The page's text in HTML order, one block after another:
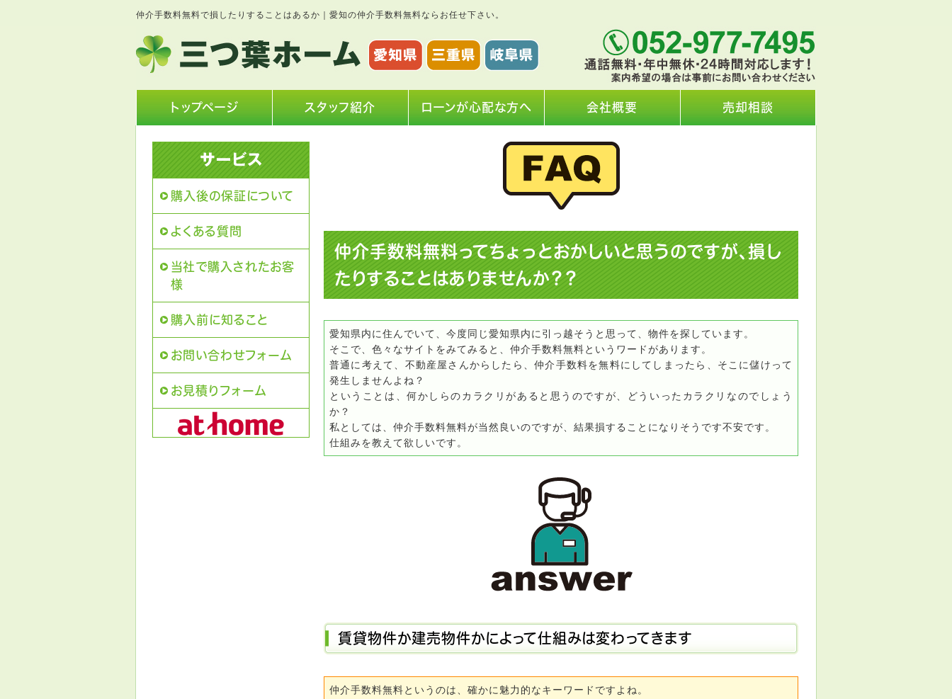
仲介手数料無料で損したりすることはあるか｜愛知の仲介手数料無料ならお任せ下さい。
トップページ スタッフ紹介 ローンが心配な方へ 会社概要 売却相談
購入後の保証について
よくある質問
当社で購入されたお客
様
購入前に知ること
お問い合わせフォーム
お見積りフォーム
仲介手数料無料ってちょっとおかしいと思うのですが、損し
たりすることはありませんか？？
愛知県内に住んでいて、今度同じ愛知県内に引っ越そうと思って、物件を探しています。
そこで、色々なサイトをみてみると、仲介手数料無料というワードがあります。
普通に考えて、不動産屋さんからしたら、仲介手数料を無料にしてしまったら、そこに儲けって
発生しませんよね？
ということは、何かしらのカラクリがあると思うのですが、どういったカラクリなのでしょう
か？
私としては、仲介手数料無料が当然良いのですが、結果損することになりそうです不安です。
仕組みを教えて欲しいです。
賃貸物件か建売物件かによって仕組みは変わってきます
仲介手数料無料というのは、確かに魅力的なキーワードですよね。